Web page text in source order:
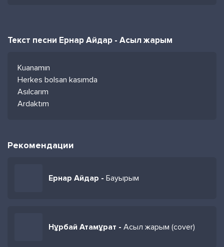
Текст песни Ернар Айдар - Асыл жарым
Kuanamın
Herkes bolsan kasımda
Asılcarım
Ardaktım
Рекомендации
Ернар Айдар - Бауырым
Нұрбай Атамұрат - Асыл жарым (cover)